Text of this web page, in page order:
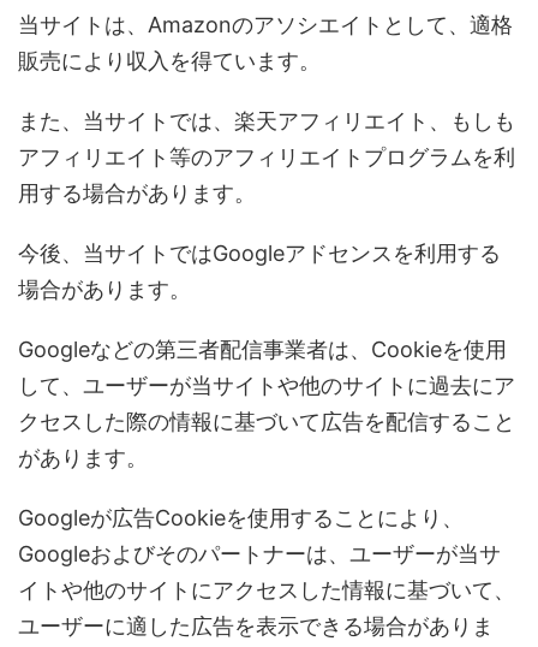
当サイトは、Amazonのアソシエイトとして、適格
販売により収入を得ています。
また、当サイトでは、楽天アフィリエイト、もしも
アフィリエイト等のアフィリエイトプログラムを利
用する場合があります。
今後、当サイトではGoogleアドセンスを利用する
場合があります。
Googleなどの第三者配信事業者は、Cookieを使用
して、ユーザーが当サイトや他のサイトに過去にア
クセスした際の情報に基づいて広告を配信すること
があります。
Googleが広告Cookieを使用することにより、
Googleおよびそのパートナーは、ユーザーが当サ
イトや他のサイトにアクセスした情報に基づいて、
ユーザーに適した広告を表示できる場合がありま